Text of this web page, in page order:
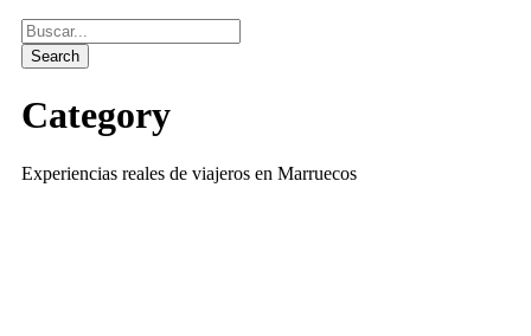
Category
Experiencias reales de viajeros en Marruecos